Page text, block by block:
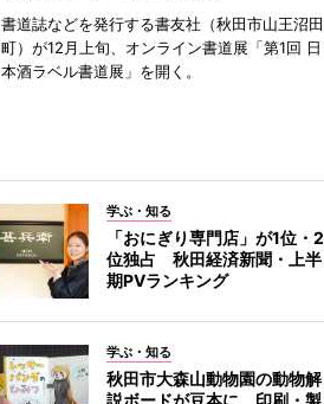
書道誌などを発行する書友社（秋田市山王沼田
町）が12月上旬、オンライン書道展「第1回 日
本酒ラベル書道展」を開く。
学ぶ・知る
「おにぎり専門店」が1位・2
位独占 秋田経済新聞・上半
期PVランキング
学ぶ・知る
秋田市大森山動物園の動物解
説ボードが豆本に 印刷・製